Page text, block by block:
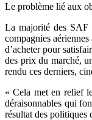
Le problème lié aux
La majorité des SAF
compagnies
d’acheter pour
des prix du marché,
rendu ces derniers,
« Cela met en relief
déraisonnables qui
résultat des politiques